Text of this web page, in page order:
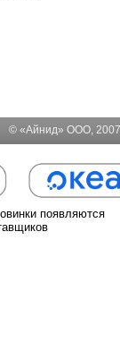
© «Айнид» ООО,
появляются